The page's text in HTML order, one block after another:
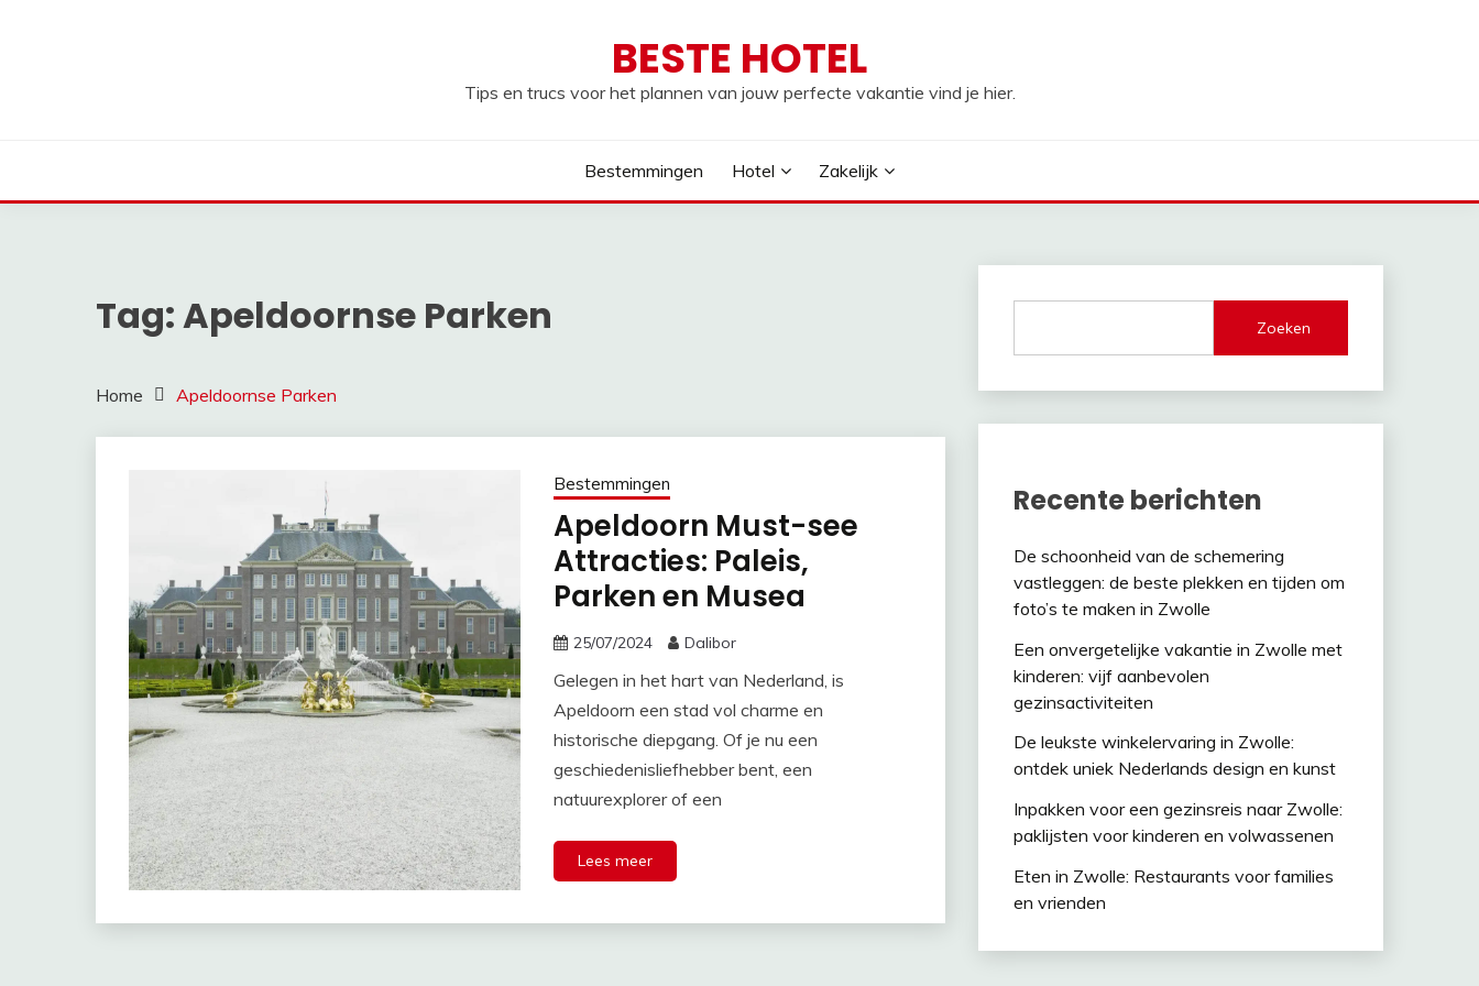
BESTE HOTEL
Tips en trucs voor het plannen van jouw perfecte vakantie vind je hier.
Bestemmingen Hotel Zakelijk
Tag:Apeldoornse Parken
Home Apeldoornse Parken
Bestemmingen
Apeldoorn Must-see
Attracties: Paleis,
Parken en Musea
25/07/2024 Dalibor
Gelegen in het hart van Nederland, is
Apeldoorn een stad vol charme en
historische diepgang. Of je nu een
geschiedenisliefhebber bent, een
natuurexplorer of een
Lees meer
Zoeken
Recente berichten
De schoonheid van de schemering
vastleggen: de beste plekken en tijden om
foto’s te maken in Zwolle
Een onvergetelijke vakantie in Zwolle met
kinderen: vijf aanbevolen
gezinsactiviteiten
De leukste winkelervaring in Zwolle:
ontdek uniek Nederlands design en kunst
Inpakken voor een gezinsreis naar Zwolle:
paklijsten voor kinderen en volwassenen
Eten in Zwolle: Restaurants voor families
en vrienden